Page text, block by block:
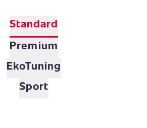
Standard
Premium
EkoTuning
Sport